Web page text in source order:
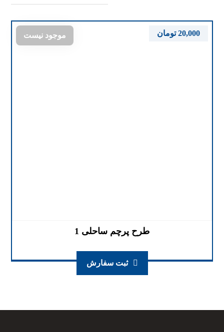
طرح پرچم ساحلی 1
20,000 تومان موجود نیست
ثبت سفارش